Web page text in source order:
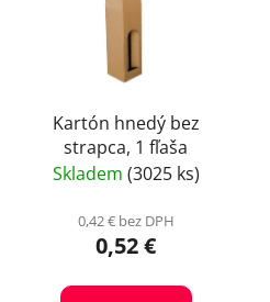
Kartón hnedý bez
strapca, 1 fľaša
Skladem (3025 ks)
0,42 € bez DPH
0,52 €